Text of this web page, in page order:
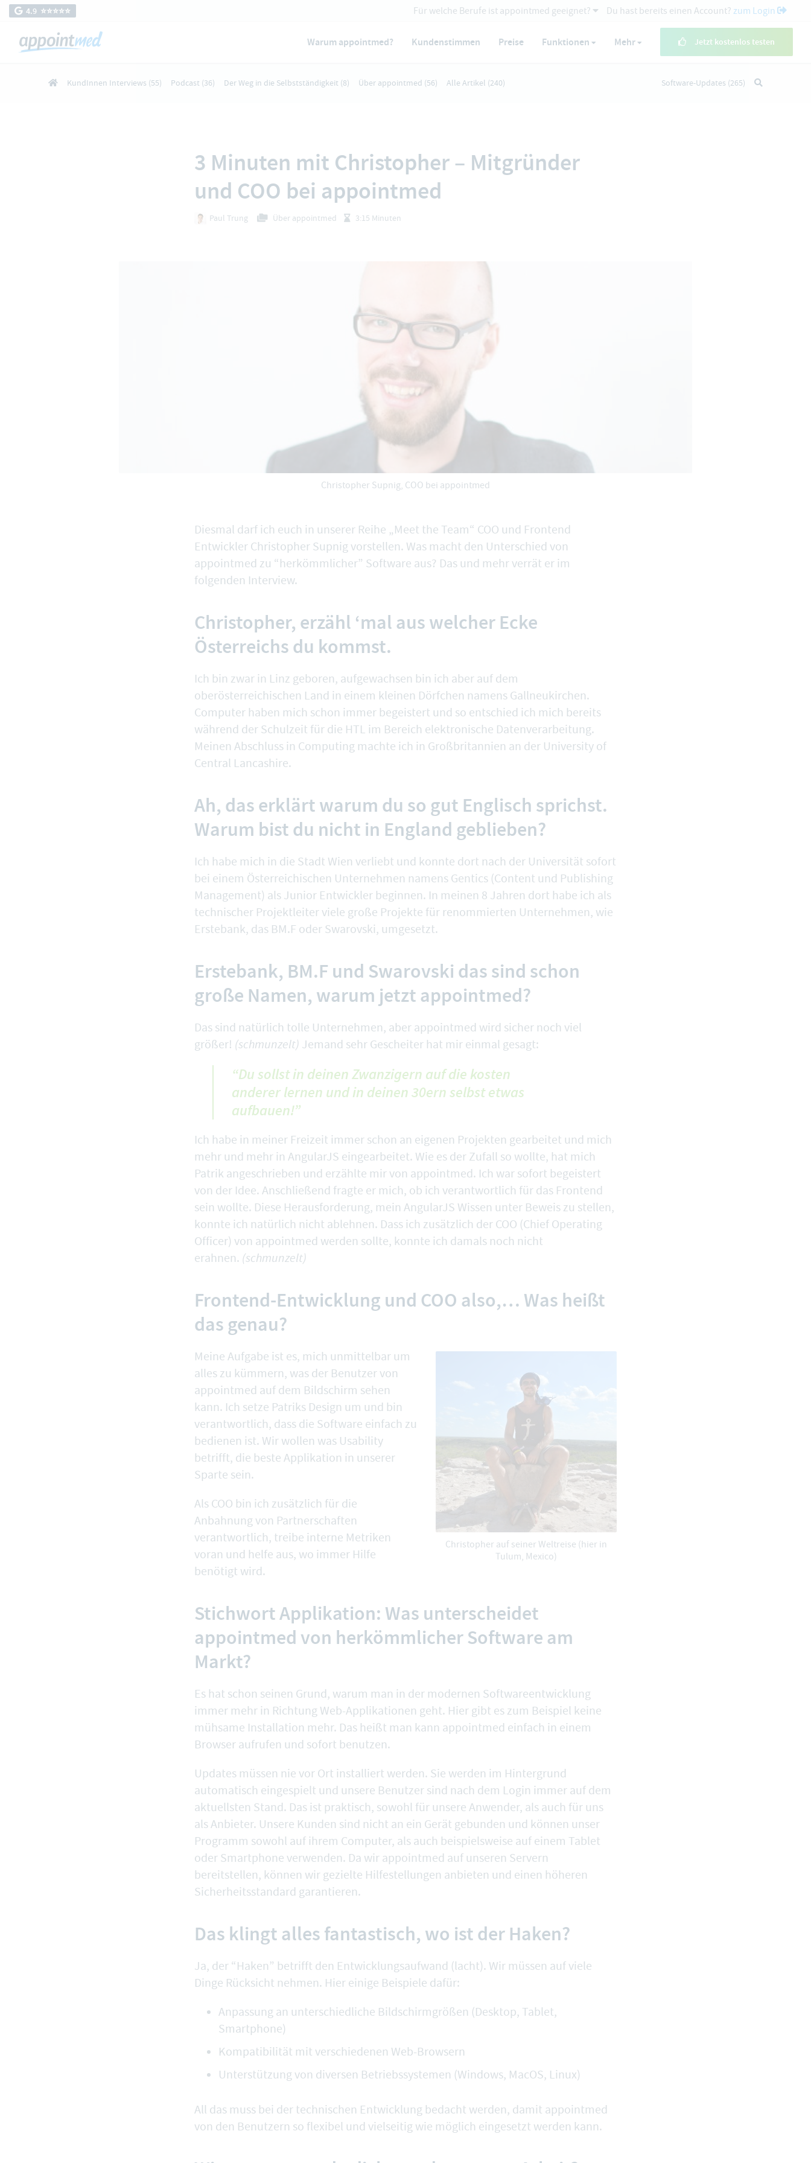
4.9 ⭐️⭐️⭐️⭐️⭐️ Für welche Berufe ist appointmed geeignet? Du hast bereits einen Account? zum Login
Warum appointmed? Kundenstimmen Preise Funktionen Mehr Jetzt kostenlos testen
KundInnen Interviews (55) Podcast (36) Der Weg in die Selbstständigkeit (8) Über appointmed (56) Alle Artikel (240) Software-Updates (265)
3 Minuten mit Christopher – Mitgründer
und COO bei appointmed
Paul Trung Über appointmed 3:15 Minuten
Christopher Supnig, COO bei appointmed
Diesmal darf ich euch in unserer Reihe „Meet the Team“ COO und Frontend
Entwickler Christopher Supnig vorstellen. Was macht den Unterschied von
appointmed zu “herkömmlicher” Software aus? Das und mehr verrät er im
folgenden Interview.
Christopher, erzähl ‘mal aus welcher Ecke
Österreichs du kommst.
Ich bin zwar in Linz geboren, aufgewachsen bin ich aber auf dem
oberösterreichischen Land in einem kleinen Dörfchen namens Gallneukirchen.
Computer haben mich schon immer begeistert und so entschied ich mich bereits
während der Schulzeit für die HTL im Bereich elektronische Datenverarbeitung.
Meinen Abschluss in Computing machte ich in Großbritannien an der University of
Central Lancashire.
Ah, das erklärt warum du so gut Englisch sprichst.
Warum bist du nicht in England geblieben?
Ich habe mich in die Stadt Wien verliebt und konnte dort nach der Universität sofort
bei einem Österreichischen Unternehmen namens Gentics (Content und Publishing
Management) als Junior Entwickler beginnen. In meinen 8 Jahren dort habe ich als
technischer Projektleiter viele große Projekte für renommierten Unternehmen, wie
Erstebank, das BM.F oder Swarovski, umgesetzt.
Erstebank, BM.F und Swarovski das sind schon
große Namen, warum jetzt appointmed?
Das sind natürlich tolle Unternehmen, aber appointmed wird sicher noch viel
größer! (schmunzelt) Jemand sehr Gescheiter hat mir einmal gesagt:
“Du sollst in deinen Zwanzigern auf die kosten
anderer lernen und in deinen 30ern selbst etwas
aufbauen!”
Ich habe in meiner Freizeit immer schon an eigenen Projekten gearbeitet und mich
mehr und mehr in AngularJS eingearbeitet. Wie es der Zufall so wollte, hat mich
Patrik angeschrieben und erzählte mir von appointmed. Ich war sofort begeistert
von der Idee. Anschließend fragte er mich, ob ich verantwortlich für das Frontend
sein wollte. Diese Herausforderung, mein AngularJS Wissen unter Beweis zu stellen,
konnte ich natürlich nicht ablehnen. Dass ich zusätzlich der COO (Chief Operating
Officer) von appointmed werden sollte, konnte ich damals noch nicht
erahnen. (schmunzelt)
Frontend-Entwicklung und COO also,… Was heißt
das genau?
Christopher auf seiner Weltreise (hier in
Tulum, Mexico)
Meine Aufgabe ist es, mich unmittelbar um
alles zu kümmern, was der Benutzer von
appointmed auf dem Bildschirm sehen
kann. Ich setze Patriks Design um und bin
verantwortlich, dass die Software einfach zu
bedienen ist. Wir wollen was Usability
betrifft, die beste Applikation in unserer
Sparte sein.
Als COO bin ich zusätzlich für die
Anbahnung von Partnerschaften
verantwortlich, treibe interne Metriken
voran und helfe aus, wo immer Hilfe
benötigt wird.
Stichwort Applikation: Was unterscheidet
appointmed von herkömmlicher Software am
Markt?
Es hat schon seinen Grund, warum man in der modernen Softwareentwicklung
immer mehr in Richtung Web-Applikationen geht. Hier gibt es zum Beispiel keine
mühsame Installation mehr. Das heißt man kann appointmed einfach in einem
Browser aufrufen und sofort benutzen.
Updates müssen nie vor Ort installiert werden. Sie werden im Hintergrund
automatisch eingespielt und unsere Benutzer sind nach dem Login immer auf dem
aktuellsten Stand. Das ist praktisch, sowohl für unsere Anwender, als auch für uns
als Anbieter. Unsere Kunden sind nicht an ein Gerät gebunden und können unser
Programm sowohl auf ihrem Computer, als auch beispielsweise auf einem Tablet
oder Smartphone verwenden. Da wir appointmed auf unseren Servern
bereitstellen, können wir gezielte Hilfestellungen anbieten und einen höheren
Sicherheitsstandard garantieren.
Das klingt alles fantastisch, wo ist der Haken?
Ja, der “Haken” betrifft den Entwicklungsaufwand (lacht). Wir müssen auf viele
Dinge Rücksicht nehmen. Hier einige Beispiele dafür:
Anpassung an unterschiedliche Bildschirmgrößen (Desktop, Tablet,
Smartphone)
Kompatibilität mit verschiedenen Web-Browsern
Unterstützung von diversen Betriebssystemen (Windows, MacOS, Linux)
All das muss bei der technischen Entwicklung bedacht werden, damit appointmed
von den Benutzern so flexibel und vielseitig wie möglich eingesetzt werden kann.